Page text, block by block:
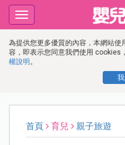
為提供您更多優質的內容，本網站
容，即表示您同意我們使用 cookies
權說明 。
Toggle
navigation
首頁 育兒 親子旅遊